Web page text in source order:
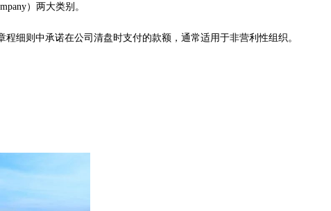
）两大类别。
细则中承诺在公司清盘时支付的款额，通常适用于非营利性组织。